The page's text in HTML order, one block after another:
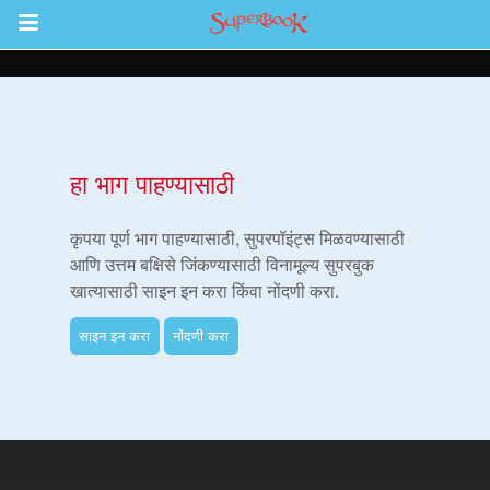
Return to Content
पवित्र शास्त्र अॅप
हा भाग पाहण्यासाठी
कृपया पूर्ण भाग पाहण्यासाठी, सुपरपॉइंट्स मिळवण्यासाठी
आणि उत्तम बक्षिसे जिंकण्यासाठी विनामूल्य सुपरबुक
खात्यासाठी साइन इन करा किंवा नोंदणी करा.
साइन इन करा नोंदणी करा